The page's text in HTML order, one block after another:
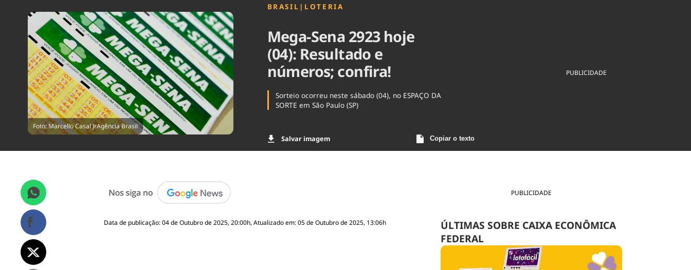
Foto: Marcello Casal JrAgência Brasil
BRASIL | LOTERIA
Mega-Sena 2923 hoje
(04): Resultado e
números; confira!
Sorteio ocorreu neste sábado (04), no ESPAÇO DA
SORTE em São Paulo (SP)
Salvar imagem Copiar o texto
PUBLICIDADE
PUBLICIDADE
ÚLTIMAS SOBRE CAIXA ECONÔMICA
FEDERAL
Data de publicação: 04 de Outubro de 2025, 20:00h, Atualizado em: 05 de Outubro de 2025, 13:06h